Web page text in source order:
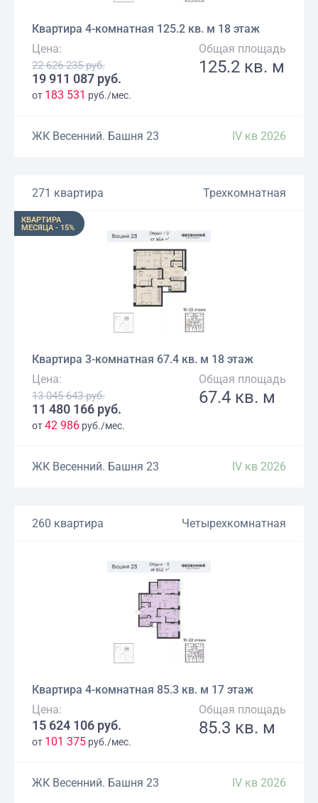
Квартира 4-комнатная 125.2 кв. м 18 этаж
Цена:
22 626 235 руб.
19 911 087 руб.
от 183 531 руб./мес.
Общая площадь
125.2 кв. м
ЖК Весенний. Башня 23 IV кв 2026
271 квартира Трехкомнатная
КВАРТИРА
МЕСЯЦА - 15%
Квартира 3-комнатная 67.4 кв. м 18 этаж
Цена:
13 045 643 руб.
11 480 166 руб.
от42 986 руб./мес.
Общая площадь
67.4 кв. м
ЖК Весенний. Башня 23 IV кв 2026
260 квартира Четырехкомнатная
Квартира 4-комнатная 85.3 кв. м 17 этаж
Цена:
15 624 106 руб.
от 101 375 руб./мес.
Общая площадь
85.3 кв. м
ЖК Весенний. Башня 23 IV кв 2026